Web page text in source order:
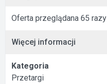
Oferta przeglądana 65 razy
Więcej informacji
Kategoria
Przetargi